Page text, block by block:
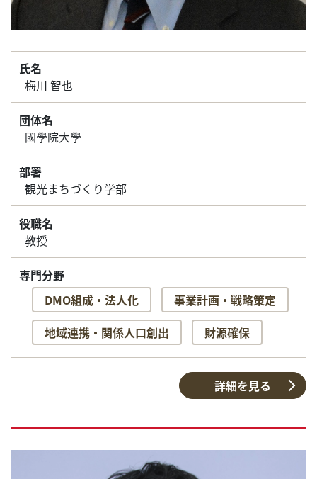
氏名
梅川 智也
団体名
國學院大學
部署
観光まちづくり学部
役職名
教授
専門分野
DMO組成・法人化
事業計画・戦略策定
地域連携・関係人口創出
財源確保
詳細を見る